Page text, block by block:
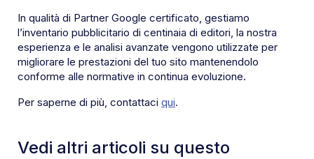
In qualità di Partner Google certificato, gestiamo
l’inventario pubblicitario di centinaia di editori, la nostra
esperienza e le analisi avanzate vengono utilizzate per
migliorare le prestazioni del tuo sito mantenendolo
conforme alle normative in continua evoluzione.
Per saperne di più, contattaci qui.
Vedi altri articoli su questo